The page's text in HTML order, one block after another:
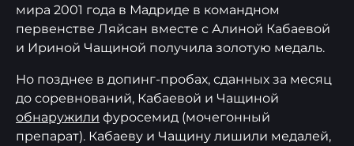
мира 2001 года в Мадриде в командном
первенстве Ляйсан вместе с Алиной Кабаевой
и Ириной Чащиной получила золотую медаль.
Но позднее в допинг-пробах, сданных за месяц
до соревнований, Кабаевой и Чащиной
обнаружили фуросемид (мочегонный
препарат). Кабаеву и Чащину лишили медалей,